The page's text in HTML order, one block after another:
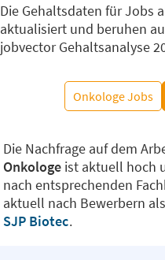
Die Gehaltsdaten für Jobs
aktualisiert und beruhen
jobvector Gehaltsanalyse
Onkologe Jobs
Die Nachfrage auf dem
Onkologe ist aktuell hoch
nach entsprechenden
aktuell nach Bewerbern als
SJP Biotec.